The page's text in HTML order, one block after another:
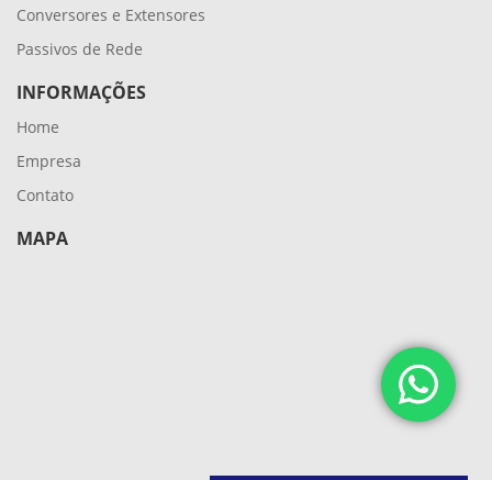
Conversores e Extensores
Passivos de Rede
INFORMAÇÕES
Home
Empresa
Contato
MAPA